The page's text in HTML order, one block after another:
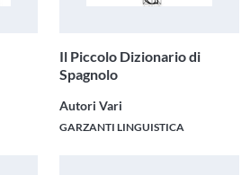
Il Piccolo Dizionario di
Spagnolo
Autori Vari
GARZANTI LINGUISTICA